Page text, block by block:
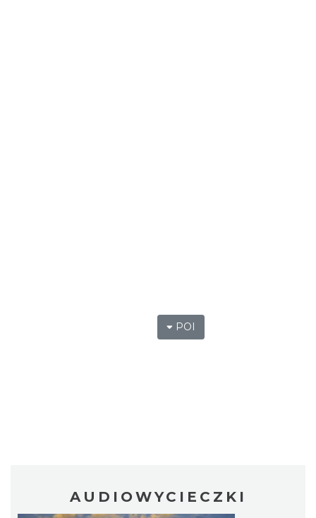
POI
AUDIOWYCIECZKI